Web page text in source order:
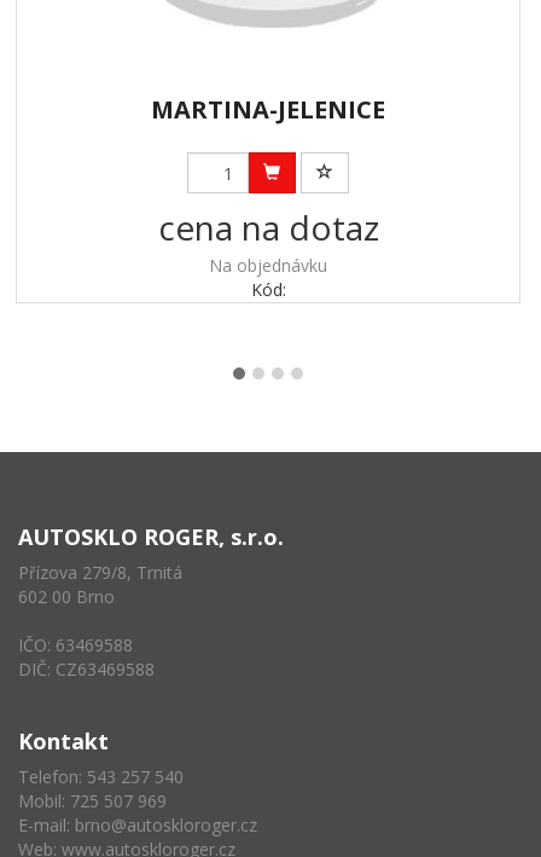
MARTINA-JELENICE
cena na dotaz
Na objednávku
Kód:
AUTOSKLO ROGER, s.r.o.
Přízova 279/8, Trnitá
602 00 Brno
IČO: 63469588
DIČ: CZ63469588
Kontakt
Telefon: 543 257 540
Mobil: 725 507 969
E-mail: brno@autoskloroger.cz
Web: www.autoskloroger.cz